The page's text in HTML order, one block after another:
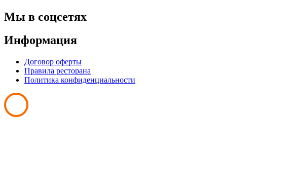
Мы в соцсетях
Информация
Договор оферты
Правила ресторана
Политика конфиденциальности